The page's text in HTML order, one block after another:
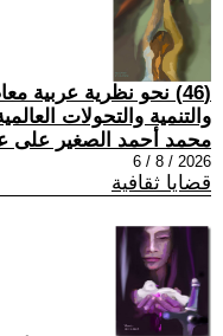
(46) نحو نظرية عربية
والتنمية والتحولات
محمد أحمد الصغير على
2026 / 8 / 6
قضايا ثقافية